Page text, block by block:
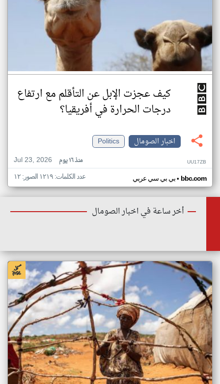
كيف عجزت الإبل عن التأقلم مع ارتفاع
درجات الحرارة في أفريقيا؟
اخبار الصومال
Politics
Jul 23, 2026
منذ ١٦ يوم UU17ZB
بي بي سي عربي• bbc.com عدد الكلمات: ١٢١٩ الصور: ١٢
أخر ساعة في اخبار الصومال